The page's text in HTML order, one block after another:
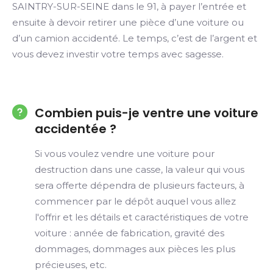
SAINTRY-SUR-SEINE dans le 91, à payer l’entrée et
ensuite à devoir retirer une pièce d’une voiture ou
d’un camion accidenté. Le temps, c’est de l’argent et
vous devez investir votre temps avec sagesse.
Combien puis-je ventre une voiture
accidentée ?
Si vous voulez vendre une voiture pour
destruction dans une casse, la valeur qui vous
sera offerte dépendra de plusieurs facteurs, à
commencer par le dépôt auquel vous allez
l'offrir et les détails et caractéristiques de votre
voiture : année de fabrication, gravité des
dommages, dommages aux pièces les plus
précieuses, etc.